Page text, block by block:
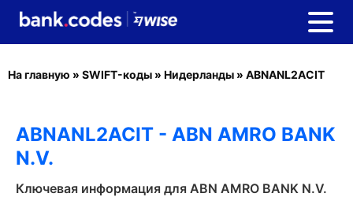
На главную » SWIFT-коды » Нидерланды » ABNANL2ACIT
ABNANL2ACIT - ABN AMRO BANK
N.V.
Ключевая информация для ABN AMRO BANK N.V.